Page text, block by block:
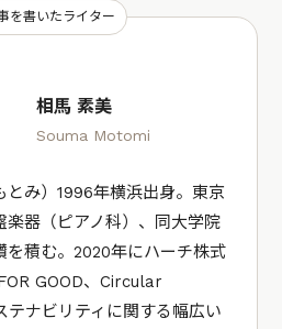
を書いたライター
相馬 素美
Souma Motomi
とみ）1996年横浜出身。東京
楽器（ピアノ科）、同大学院
を積む。2020年にハーチ株式
GOOD、Circular
ナビリティに関する幅広い